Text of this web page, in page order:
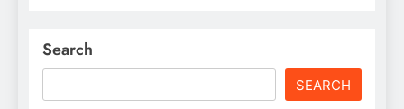
Search
SEARCH